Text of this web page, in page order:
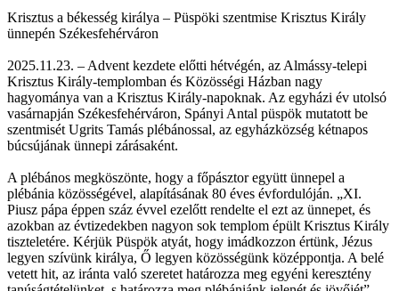
Krisztus a békesség királya – Püspöki szentmise Krisztus Király
ünnepén Székesfehérváron
2025.11.23. – Advent kezdete előtti hétvégén, az Almássy-telepi
Krisztus Király-templomban és Közösségi Házban nagy
hagyománya van a Krisztus Király-napoknak. Az egyházi év utolsó
vasárnapján Székesfehérváron, Spányi Antal püspök mutatott be
szentmisét Ugrits Tamás plébánossal, az egyházközség kétnapos
búcsújának ünnepi zárásaként.
A plébános megköszönte, hogy a főpásztor együtt ünnepel a
plébánia közösségével, alapításának 80 éves évfordulóján. „XI.
Piusz pápa éppen száz évvel ezelőtt rendelte el ezt az ünnepet, és
azokban az évtizedekben nagyon sok templom épült Krisztus Király
tiszteletére. Kérjük Püspök atyát, hogy imádkozzon értünk, Jézus
legyen szívünk királya, Ő legyen közösségünk középpontja. A belé
vetett hit, az iránta való szeretet határozza meg egyéni keresztény